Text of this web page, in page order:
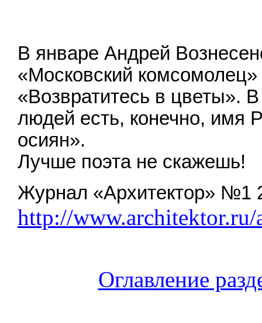
В январе Андрей
«Московский
«Возвратитесь в цветы».
людей есть, конечно, имя
осиян».
Лучше поэта не скажешь!
Журнал «Архитектор» №1
http://www.architektor.ru/
Оглавление